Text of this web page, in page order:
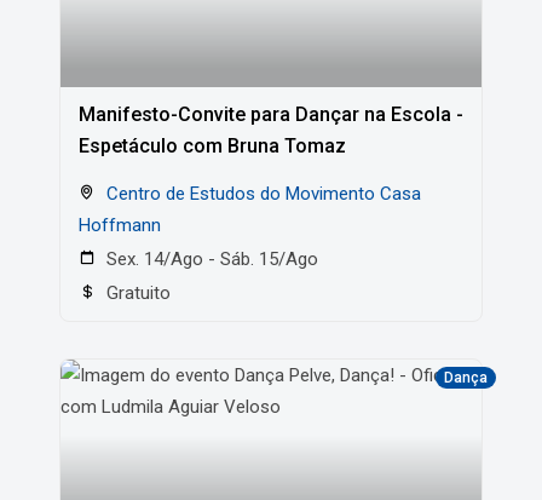
Manifesto-Convite para Dançar na Escola -
Espetáculo com Bruna Tomaz
Hoffmann
Sex. 14/Ago - Sáb. 15/Ago
Gratuito
Dança